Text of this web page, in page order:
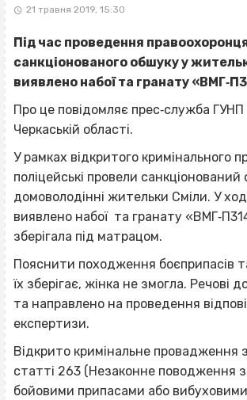
21 травня 2019, 15:30
Під час проведення
санкціонованого обшуку у
виявлено набої та гранату
Про це повідомляє прес‐служба ГУНП
Черкаській області.
У рамках відкритого кримінального
поліцейські провели санкціонований
домоволодінні жительки Сміли. У
виявлено набої та гранату
зберігала під матрацом.
Пояснити походження боєприпасів
їх зберігає, жінка не змогла. Речові
та направлено на проведення
експертизи.
Відкрито кримінальне провадження
статті 263 (Незаконне поводження
бойовими припасами або